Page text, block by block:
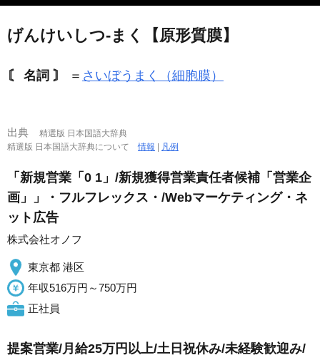
げんけいしつ‐まく【原形質膜】
〘 名詞 〙 ＝ さいぼうまく（細胞膜）
出典
精選版 日本国語大辞典
精選版 日本国語大辞典について情報 | 凡例
「新規営業「0 1」/新規獲得営業責任者候補「営業企
画」」・フルフレックス・/Webマーケティング・ネ
ット広告
株式会社オノフ
東京都 港区
年収516万円～750万円
正社員
提案営業/月給25万円以上/土日祝休み/未経験歓迎み/